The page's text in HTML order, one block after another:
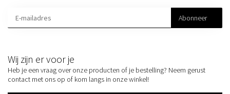
Wij zijn er voor je
Heb je een vraag over onze producten of je bestelling? Neem gerust
contact met ons op of kom langs in onze winkel!
Abonneer